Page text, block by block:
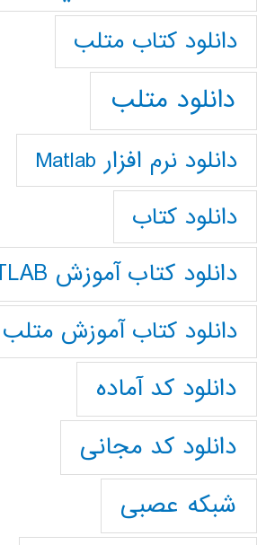
دانلود كتاب متلب
دانلود متلب
دانلود نرم افزار Matlab
دانلود کتاب
دانلود کتاب آموزش MATLAB
دانلود کتاب آموزش متلب
دانلود کد آماده
دانلود کد مجانی
شبکه عصبی